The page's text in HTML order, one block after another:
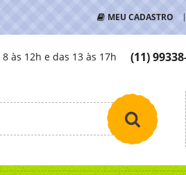
MEU CADASTRO
(11)
às 12h e das 13 às 17h